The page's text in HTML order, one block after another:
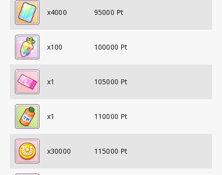
x4000 95000 Pt
x100 100000 Pt
x1 105000 Pt
x1 110000 Pt
x30000 115000 Pt